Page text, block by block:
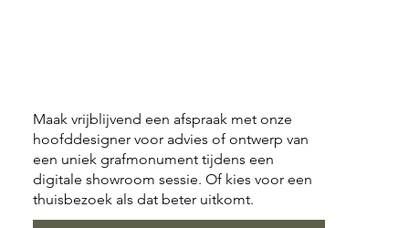
Maak vrijblijvend een afspraak met onze
hoofddesigner voor advies of ontwerp van
een uniek grafmonument tijdens een
digitale showroom sessie. Of kies voor een
thuisbezoek als dat beter uitkomt.